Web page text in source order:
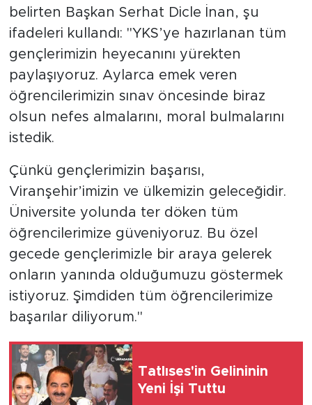
belirten Başkan Serhat Dicle İnan, şu
ifadeleri kullandı: "YKS’ye hazırlanan tüm
gençlerimizin heyecanını yürekten
paylaşıyoruz. Aylarca emek veren
öğrencilerimizin sınav öncesinde biraz
olsun nefes almalarını, moral bulmalarını
istedik.
Çünkü gençlerimizin başarısı,
Viranşehir’imizin ve ülkemizin geleceğidir.
Üniversite yolunda ter döken tüm
öğrencilerimize güveniyoruz. Bu özel
gecede gençlerimizle bir araya gelerek
onların yanında olduğumuzu göstermek
istiyoruz. Şimdiden tüm öğrencilerimize
başarılar diliyorum."
Tatlıses'in Gelininin
Yeni İşi Tuttu